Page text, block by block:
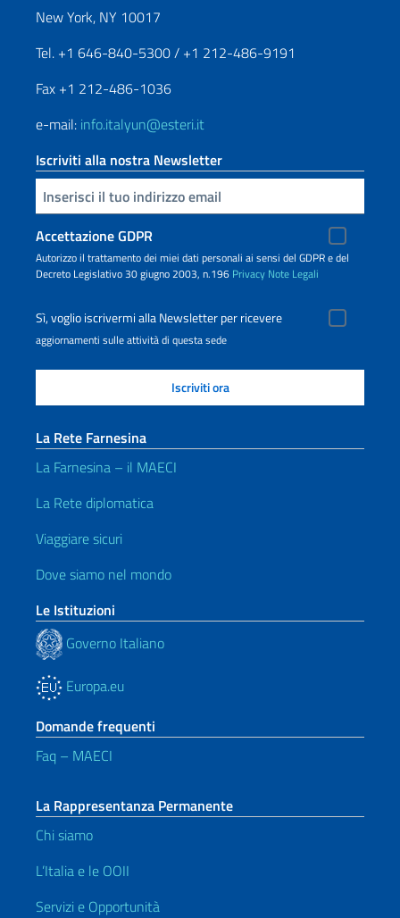
New York, NY 10017
Tel. +1 646-840-5300 / +1 212-486-9191
Fax +1 212-486-1036
e-mail: info.italyun@esteri.it
Iscriviti alla nostra Newsletter
Inserisci la tua email
Accettazione GDPR
Autorizzo il trattamento dei miei dati personali ai sensi del GDPR e del
Decreto Legislativo 30 giugno 2003, n.196 Privacy Note Legali
Sì, voglio iscrivermi alla Newsletter per ricevere
aggiornamenti sulle attività di questa sede
La Rete Farnesina
La Farnesina – il MAECI
La Rete diplomatica
Viaggiare sicuri
Dove siamo nel mondo
Le Istituzioni
Governo Italiano
Europa.eu
Domande frequenti
Faq – MAECI
La Rappresentanza Permanente
Chi siamo
L’Italia e le OOII
Servizi e Opportunità